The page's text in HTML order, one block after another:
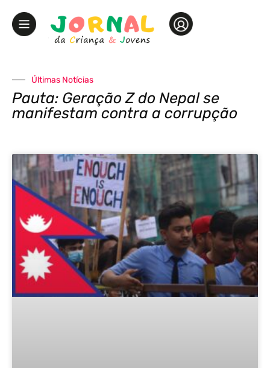
Últimas Notícias
Pauta: Geração Z do Nepal se
manifestam contra a corrupção